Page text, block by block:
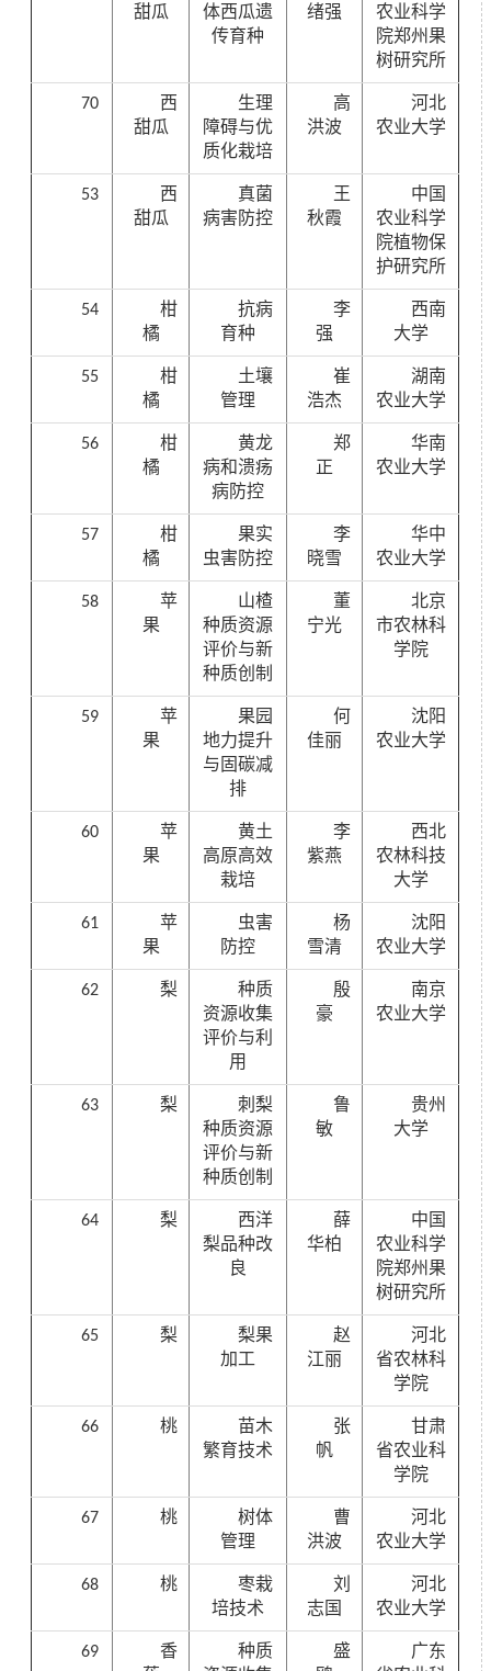
甜瓜
体西瓜遗
传育种
绪强
农业科学
院郑州果
树研究所
70
西
甜瓜
生理
障碍与优
质化栽培
高
洪波
河北
农业大学
53
西
甜瓜
真菌
病害防控
王
秋霞
中国
农业科学
院植物保
护研究所
54
柑
橘
抗病
育种
李
强
西南
大学
55
柑
橘
土壤
管理
崔
浩杰
湖南
农业大学
56
柑
橘
黄龙
病和溃疡
病防控
郑
正
华南
农业大学
57
柑
橘
果实
虫害防控
李
晓雪
华中
农业大学
58
苹
果
山楂
种质资源
评价与新
种质创制
董
宁光
北京
市农林科
学院
59
苹
果
果园
地力提升
与固碳减
排
何
佳丽
沈阳
农业大学
60
苹
果
黄土
高原高效
栽培
李
紫燕
西北
农林科技
大学
61
苹
果
虫害
防控
杨
雪清
沈阳
农业大学
62 梨
种质
资源收集
评价与利
用
殷
豪
南京
农业大学
63 梨
刺梨
种质资源
评价与新
种质创制
鲁
敏
贵州
大学
64 梨
西洋
梨品种改
良
薛
华柏
中国
农业科学
院郑州果
树研究所
65 梨
梨果
加工
赵
江丽
河北
省农林科
学院
66 桃
苗木
繁育技术
张
帆
甘肃
省农业科
学院
67 桃
树体
管理
曹
洪波
河北
农业大学
68 桃
枣栽
培技术
刘
志国
河北
农业大学
69
香
种质
盛
广东